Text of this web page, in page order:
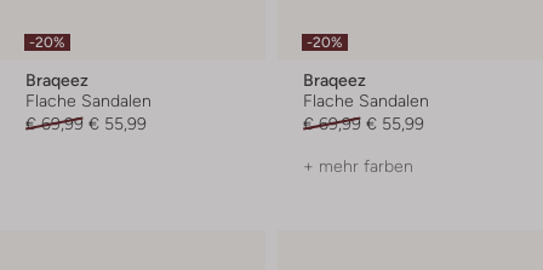
-20%
Braqeez
Flache Sandalen
€ 69,99 € 55,99
-20%
Braqeez
Flache Sandalen
€ 69,99 € 55,99
+ mehr farben